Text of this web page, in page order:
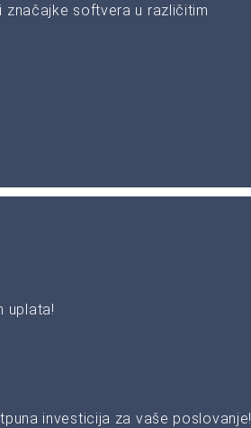
softvera u različitim
uplata!
investicija za vaše poslovanje!